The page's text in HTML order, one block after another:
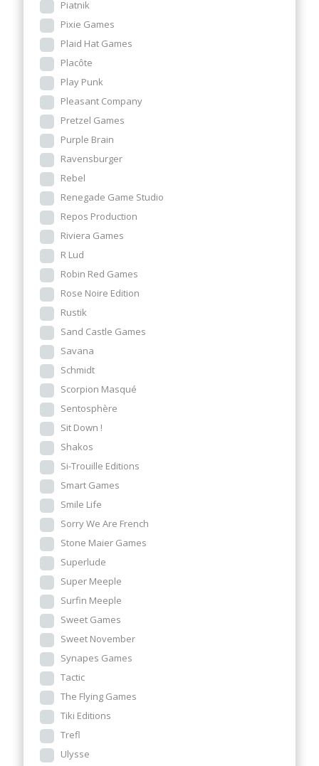
Piatnik
Pixie Games
Plaid Hat Games
Placôte
Play Punk
Pleasant Company
Pretzel Games
Purple Brain
Ravensburger
Rebel
Renegade Game Studio
Repos Production
Riviera Games
R Lud
Robin Red Games
Rose Noire Edition
Rustik
Sand Castle Games
Savana
Schmidt
Scorpion Masqué
Sentosphère
Sit Down !
Shakos
Si-Trouille Editions
Smart Games
Smile Life
Sorry We Are French
Stone Maier Games
Superlude
Super Meeple
Surfin Meeple
Sweet Games
Sweet November
Synapes Games
Tactic
The Flying Games
Tiki Editions
Trefl
Ulysse